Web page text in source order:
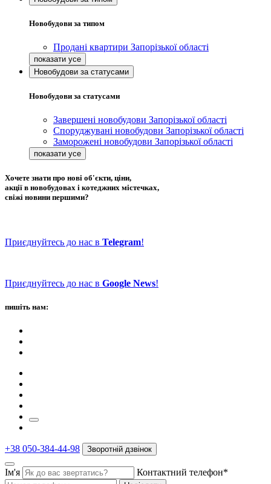
Новобудови за типом
Продані квартири Запорізької області
Новобудови за статусами
Новобудови за статусами
Завершені новобудови Запорізької області
Споруджувані новобудови Запорізької області
Заморожені новобудови Запорізької області
Хочете знати про нові об'єкти, ціни,
акції в новобудовах і котеджних містечках,
свіжі новини першими?
Приєднуйтесь до нас в Telegram!
Приєднуйтесь до нас в Google News!
пишіть нам:
+38 050-384-44-98 Зворотній дзвінок
Ім'я Контактний телефон*